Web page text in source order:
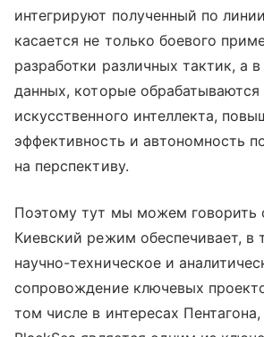
интегрируют полученный по
касается не только боевого
разработки различных тактик, а
данных, которые
искусственного интеллекта,
эффективность и автономность
на перспективу.
Поэтому тут мы можем говорить
Киевский режим обеспечивает, в
научно-техническое и
сопровождение ключевых
том числе в интересах